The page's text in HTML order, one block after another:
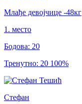
Млађе девојчице -48кг
1 . место
Бодова: 20
Тренутно: 20 100%
Стефан